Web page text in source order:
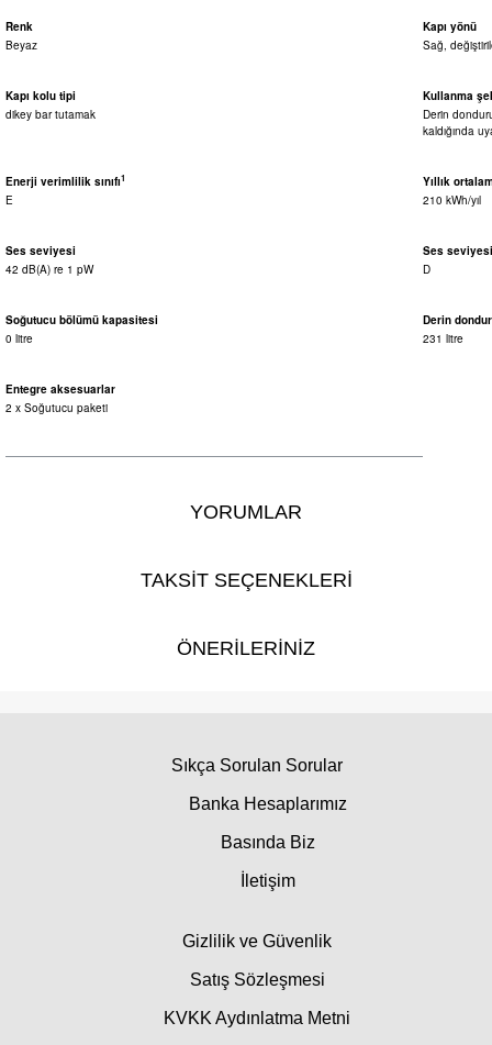
Renk
Beyaz
Kapı yönü
Sağ,
Kapı kolu tipi
dikey bar tutamak
Kullanma
Derin
kaldığında
Enerji verimlilik sınıfı1
E
Yıllık
210 kWh/yıl
Ses seviyesi
42 dB(A) re 1 pW
Ses seviyesi
D
Soğutucu bölümü kapasitesi
0 litre
Derin
231 litre
Entegre aksesuarlar
2 x Soğutucu paketi
YORUMLAR
TAKSİT SEÇENEKLERİ
ÖNERİLERİNİZ
Sıkça Sorulan Sorular
Banka Hesaplarımız
Basında Biz
İletişim
Gizlilik ve Güvenlik
Satış Sözleşmesi
KVKK Aydınlatma Metni